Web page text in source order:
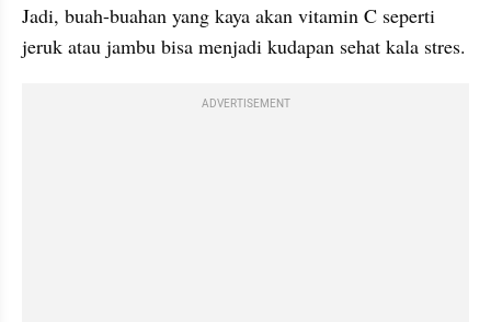
Jadi, buah-buahan yang kaya akan vitamin C seperti
jeruk atau jambu bisa menjadi kudapan sehat kala stres.
ADVERTISEMENT